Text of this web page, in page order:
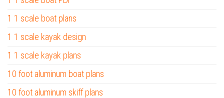
1 1 scale boat plans
1 1 scale kayak design
1 1 scale kayak plans
10 foot aluminum boat plans
10 foot aluminum skiff plans